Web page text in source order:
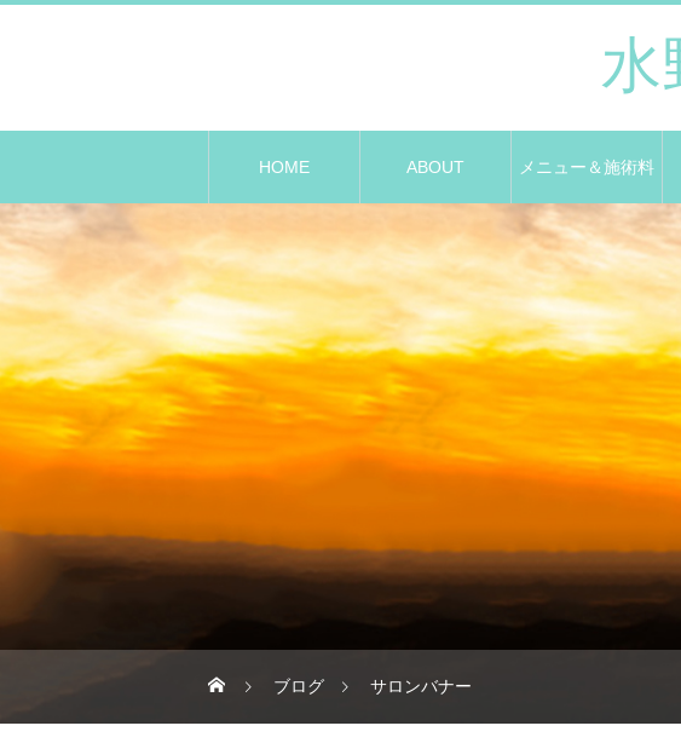
水
HOME ABOUT メニュー＆施術料
ブログ サロンバナー